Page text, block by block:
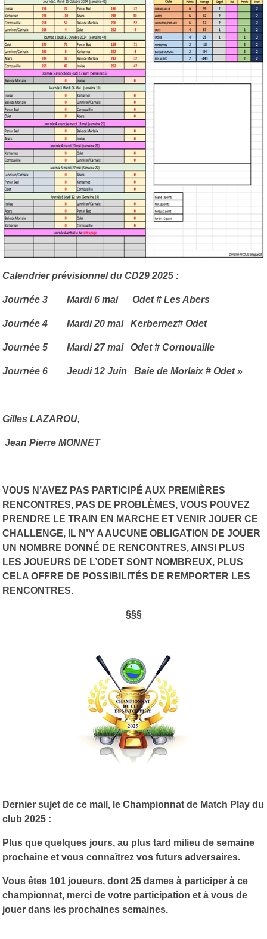
Calendrier prévisionnel du CD29 2025 :
Journée 3 Mardi 6 mai Odet # Les Abers
Journée 4 Mardi 20 mai Kerbernez# Odet
Journée 5 Mardi 27 mai Odet # Cornouaille
Journée 6 Jeudi 12 Juin Baie de Morlaix # Odet »
Gilles LAZAROU,
Jean Pierre MONNET
VOUS N’AVEZ PAS PARTICIPÉ AUX PREMIÈRES
RENCONTRES, PAS DE PROBLÈMES, VOUS POUVEZ
PRENDRE LE TRAIN EN MARCHE ET VENIR JOUER CE
CHALLENGE, IL N’Y A AUCUNE OBLIGATION DE JOUER
UN NOMBRE DONNÉ DE RENCONTRES, AINSI PLUS
LES JOUEURS DE L’ODET SONT NOMBREUX, PLUS
CELA OFFRE DE POSSIBILITÉS DE REMPORTER LES
RENCONTRES.
§§§
Dernier sujet de ce mail, le Championnat de Match Play du
club 2025 :
Plus que quelques jours, au plus tard milieu de semaine
prochaine et vous connaîtrez vos futurs adversaires.
Vous êtes 101 joueurs, dont 25 dames à participer à ce
championnat, merci de votre participation et à vous de
jouer dans les prochaines semaines.